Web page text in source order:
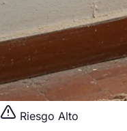
Riesgo Alto